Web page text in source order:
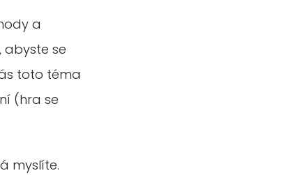
a
abyste se
toto téma
(hra se
myslíte.